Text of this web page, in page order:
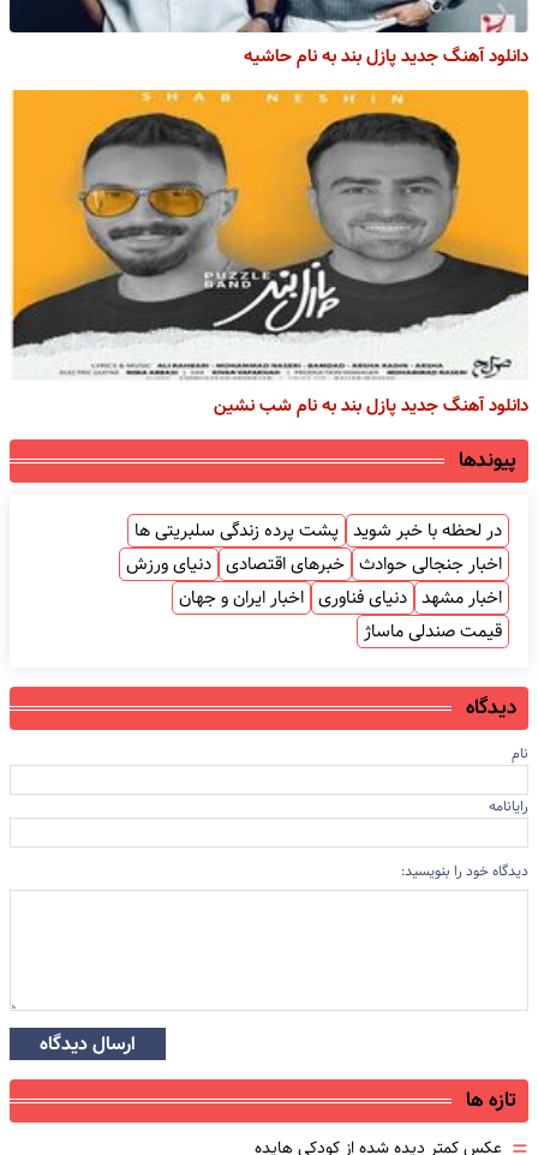
دانلود آهنگ جدید پازل بند به نام حاشیه
دانلود آهنگ جدید پازل بند به نام شب نشین
پیوندها
در لحظه با خبر شوید پشت پرده زندگی سلبریتی ها
اخبار جنجالی حوادث خبرهای اقتصادی دنیای ورزش
اخبار مشهد دنیای فناوری اخبار ایران و جهان
قیمت صندلی ماساژ
دیدگاه
نام
رایانامه
دیدگاه خود را بنویسید:
ارسال دیدگاه
تازه ها
عکس کمتر دیده شده از کودکی هایده